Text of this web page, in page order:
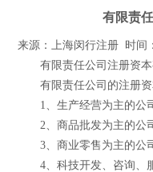
有限责
来源：上海闵行注册 时间
有限责任公司注册资本
有限责任公司的注册资
1、生产经营为主的公司
2、商品批发为主的公司
3、商业零售为主的公司
4、科技开发、咨询、服